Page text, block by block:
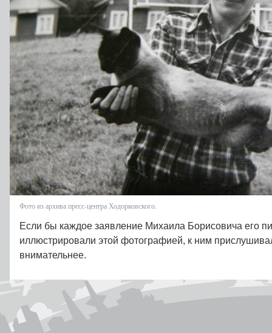
Фото из архива пресс-центра Ходорковского.
Если бы каждое заявление Михаила Борисовича его
иллюстрировали этой фотографией, к ним
внимательнее.